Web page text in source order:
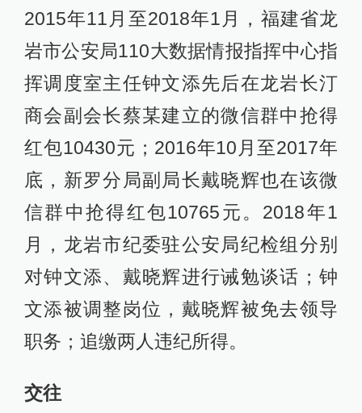
2015年11月至2018年1月，福建省龙
岩市公安局110大数据情报指挥中心指
挥调度室主任钟文添先后在龙岩长汀
商会副会长蔡某建立的微信群中抢得
红包10430元；2016年10月至2017年
底，新罗分局副局长戴晓辉也在该微
信群中抢得红包10765元。2018年1
月，龙岩市纪委驻公安局纪检组分别
对钟文添、戴晓辉进行诫勉谈话；钟
文添被调整岗位，戴晓辉被免去领导
职务；追缴两人违纪所得。
交往